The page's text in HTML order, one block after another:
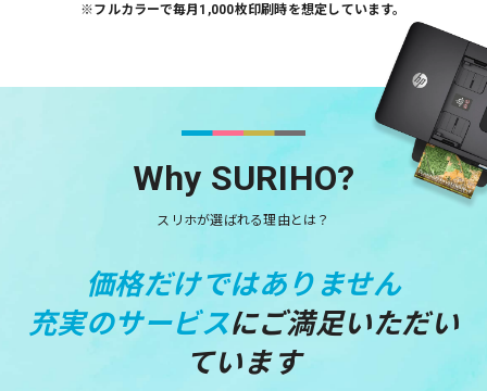
※フルカラーで毎月1,000枚印刷時を想定しています。
Why SURIHO?
スリホが選ばれる理由とは？
価格だけではありません
充実のサービスにご満足いただい
ています